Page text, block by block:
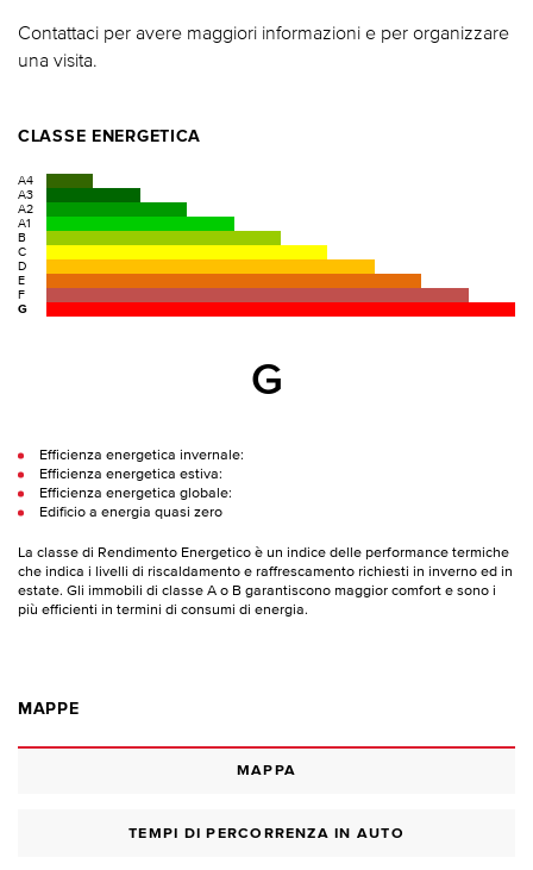
Contattaci per avere maggiori informazioni e per organizzare
una visita.
CLASSE ENERGETICA
A4
A3
A2
A1
B
C
D
E
F
G
G
Efficienza energetica invernale:
Efficienza energetica estiva:
Efficienza energetica globale:
Edificio a energia quasi zero
La classe di Rendimento Energetico è un indice delle performance termiche
che indica i livelli di riscaldamento e raffrescamento richiesti in inverno ed in
estate. Gli immobili di classe A o B garantiscono maggior comfort e sono i
più efficienti in termini di consumi di energia.
MAPPE
MAPPA
TEMPI DI PERCORRENZA IN AUTO